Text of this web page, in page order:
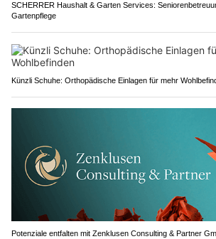
SCHERRER Haushalt & Garten Services:
Gartenpflege
Künzli Schuhe: Orthopädische Einlagen für mehr
Potenziale entfalten mit Zenklusen Consulting & Partner